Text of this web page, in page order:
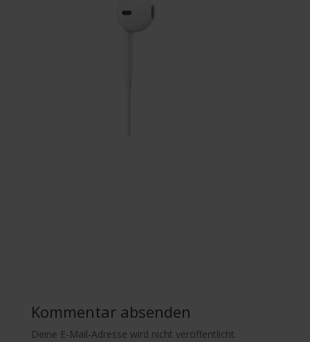
Kommentar absenden
Deine E-Mail-Adresse wird nicht veröffentlicht.